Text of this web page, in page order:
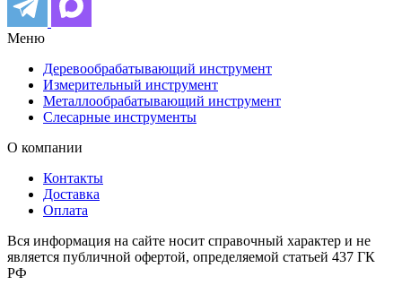
Меню
Деревообрабатывающий инструмент
Измерительный инструмент
Металлообрабатывающий инструмент
Слесарные инструменты
О компании
Контакты
Доставка
Оплата
Вся информация на сайте носит справочный характер и не
является публичной офертой, определяемой статьей 437 ГК
РФ